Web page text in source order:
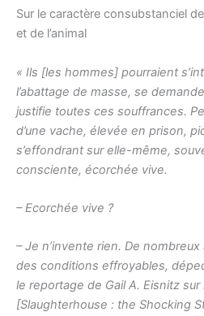
Sur le caractère consubstanciel
et de l’animal
« Ils [les hommes] pourraient
l’abattage de masse, se
justifie toutes ces souffrances.
d’une vache, élevée en prison,
s’effondrant sur elle-même,
consciente, écorchée vive.
– Ecorchée vive ?
– Je n’invente rien. De
des conditions effroyables,
le reportage de Gail A. Eisnitz
[Slaughterhouse : the Shocking